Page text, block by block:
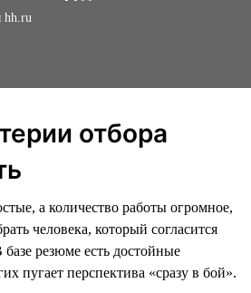
hh.ru
отбора
а количество работы огромное,
человека, который согласится
резюме есть достойные
пугает перспектива «‎сразу в бой‎».